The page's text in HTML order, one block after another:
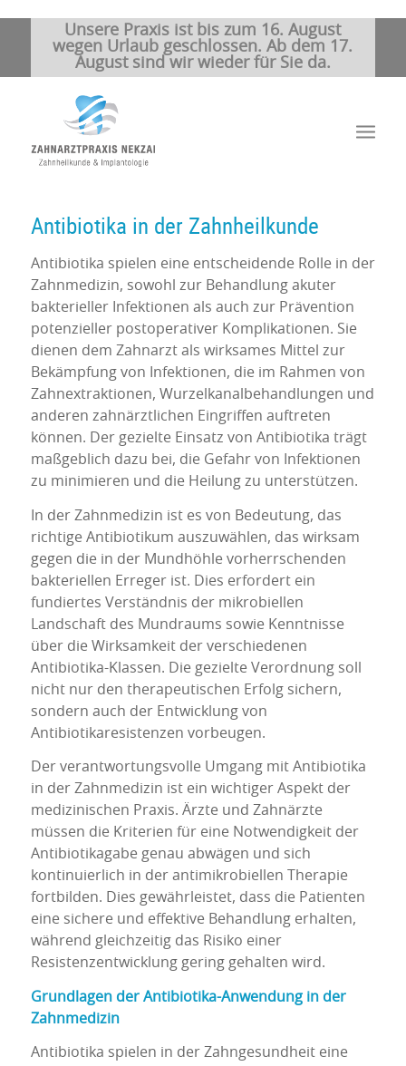
Unsere Praxis ist bis zum 16. August
wegen Urlaub geschlossen. Ab dem 17.
August sind wir wieder für Sie da.
Antibiotika in der Zahnheilkunde
Antibiotika spielen eine entscheidende Rolle in der
Zahnmedizin, sowohl zur Behandlung akuter
bakterieller Infektionen als auch zur Prävention
potenzieller postoperativer Komplikationen. Sie
dienen dem Zahnarzt als wirksames Mittel zur
Bekämpfung von Infektionen, die im Rahmen von
Zahnextraktionen, Wurzelkanalbehandlungen und
anderen zahnärztlichen Eingriffen auftreten
können. Der gezielte Einsatz von Antibiotika trägt
maßgeblich dazu bei, die Gefahr von Infektionen
zu minimieren und die Heilung zu unterstützen.
In der Zahnmedizin ist es von Bedeutung, das
richtige Antibiotikum auszuwählen, das wirksam
gegen die in der Mundhöhle vorherrschenden
bakteriellen Erreger ist. Dies erfordert ein
fundiertes Verständnis der mikrobiellen
Landschaft des Mundraums sowie Kenntnisse
über die Wirksamkeit der verschiedenen
Antibiotika-Klassen. Die gezielte Verordnung soll
nicht nur den therapeutischen Erfolg sichern,
sondern auch der Entwicklung von
Antibiotikaresistenzen vorbeugen.
Der verantwortungsvolle Umgang mit Antibiotika
in der Zahnmedizin ist ein wichtiger Aspekt der
medizinischen Praxis. Ärzte und Zahnärzte
müssen die Kriterien für eine Notwendigkeit der
Antibiotikagabe genau abwägen und sich
kontinuierlich in der antimikrobiellen Therapie
fortbilden. Dies gewährleistet, dass die Patienten
eine sichere und effektive Behandlung erhalten,
während gleichzeitig das Risiko einer
Resistenzentwicklung gering gehalten wird.
Grundlagen der Antibiotika-Anwendung in der
Zahnmedizin
Antibiotika spielen in der Zahngesundheit eine